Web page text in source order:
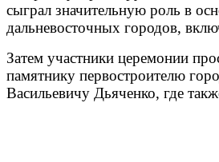
сыграл значительную роль в
дальневосточных городов,
Затем участники церемонии
памятнику первостроителю
Васильевичу Дьяченко, где